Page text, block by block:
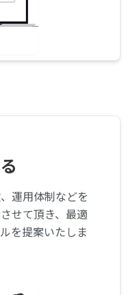
運用体制などを
せて頂き、最適
を提案いたしま